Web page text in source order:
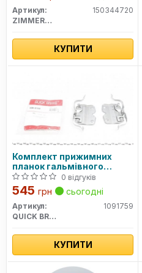
Артикул:
150344720
ZIMMERMANN
КУПИТИ
Комплект прижимних
планок гальмівного
супорту
0 відгуків
545 грн сьогодні
Артикул:
1091759
QUICK BRAKE
КУПИТИ